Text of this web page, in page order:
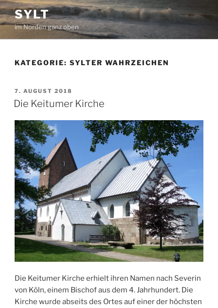
Zum
Inhalt
springen
SYLT
im Norden ganz oben
KATEGORIE: SYLTER WAHRZEICHEN
VERÖFFENTLICHT
AM
7. AUGUST 2018
Die Keitumer Kirche
Die Keitumer Kirche erhielt ihren Namen nach Severin
von Köln, einem Bischof aus dem 4. Jahrhundert. Die
Kirche wurde abseits des Ortes auf einer der höchsten